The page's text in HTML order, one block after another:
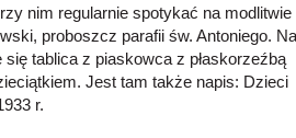
nim regularnie spotykać na modlitwie
proboszcz parafii św. Antoniego. Na
tablica z piaskowca z płaskorzeźbą
Jest tam także napis: Dzieci
r.